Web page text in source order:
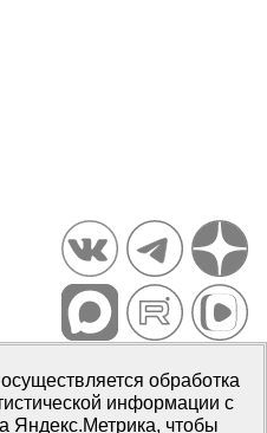
PsyJournals.ru, 2007–2026
№ ФС77-66447 от 14 июля
обработка
информации с
Яндекс.Метрика, чтобы